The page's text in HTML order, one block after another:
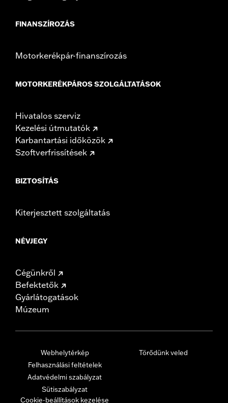
FINANSZÍROZÁS
Motorkerékpár-finanszírozás
MOTORKERÉKPÁROS SZOLGÁLTATÁSOK
Hivatalos szerviz
Kezelési útmutatók
Karbantartási időközök
Szoftverfrissítések
BIZTOSÍTÁS
Kiterjesztett szolgáltatás
NÉVJEGY
Cégünkről
Befektetők
Gyárlátogatások
Múzeum
Webhelytérkép
Felhasználási feltételek
Adatvédelmi szabályzat
Sütiszabályzat
Cookie-beállítások kezelése
Törődünk veled